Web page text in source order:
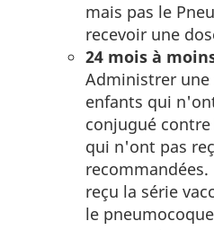
mais pas le
recevoir une
24 mois à
Administrer une
enfants qui
conjugué
qui n'ont pas
reçu la série
le